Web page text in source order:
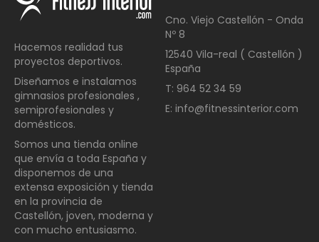
Hacemos realidad tus
proyectos deportivos.
Diseñamos e instalamos
gimnasios profesionales ,
semiprofesionales y
domésticos.
Somos una tienda online
que envía a toda España y
disponemos de una
extensa exposición y tienda
en la provincia de
Castellón, joven, moderna y
con mucho entusiasmo.
Cno. Viejo Castellón - Onda
Nº 8
12540 Vila-real ( Castellón )
España
T: 964 52 34 59
E: info@fitnessinterior.com